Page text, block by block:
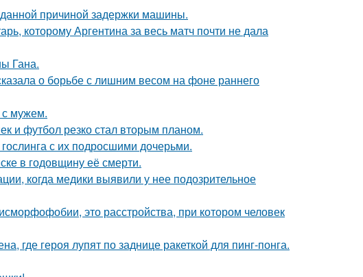
причиной задержки машины.
которому Аргентина за весь матч почти не дала
Гана.
о борьбе с лишним весом на фоне раннего
мужем.
и футбол резко стал вторым планом.
с их подросшими дочерьми.
в годовщину её смерти.
когда медики выявили у нее подозрительное
это расстройства, при котором человек
где героя лупят по заднице ракеткой для пинг-понга.